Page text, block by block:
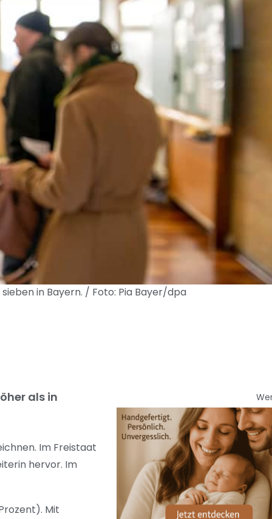
in Bayern. / Foto: Pia Bayer/dpa
als in
Im Freistaat
hervor. Im
Mit